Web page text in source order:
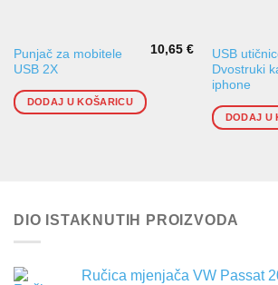
Punjač za mobitele
USB 2X
10,65€
DODAJ U KOŠARICU
USB
Dvostruki
iphone
DODAJ U
DIO ISTAKNUTIH PROIZVODA
Ručica mjenjača VW Passat